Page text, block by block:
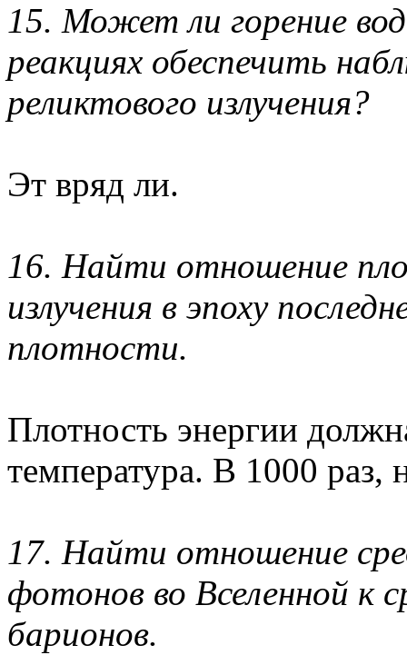
15. Может ли горение
реакциях обеспечить
реликтового излучения?
Эт вряд ли.
16. Найти отношение
излучения в эпоху
плотности.
Плотность энергии
температура. В 1000 раз,
17. Найти отношение
фотонов во Вселенной к
барионов.